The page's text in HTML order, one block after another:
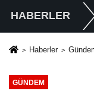
HABERLER
Haberler
GÜNDEM